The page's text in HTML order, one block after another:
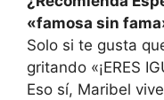
«famosa sin
Solo si te gusta
gritando «¡ERES
Eso sí, Maribel